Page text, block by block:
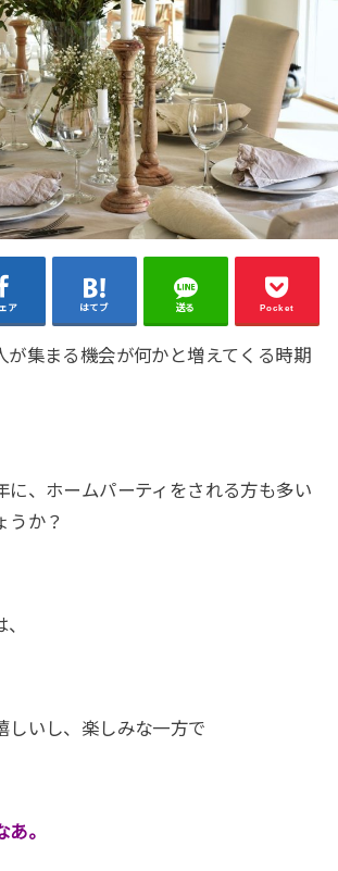
ア はてブ 送る Pocket
が集まる機会が何かと増えてくる時期
に、ホームパーティをされる方も多い
うか？
しいし、楽しみな一方で
。